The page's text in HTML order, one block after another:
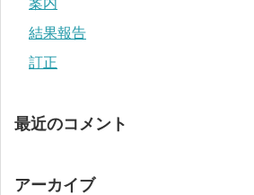
結果報告
訂正
最近のコメント
アーカイブ